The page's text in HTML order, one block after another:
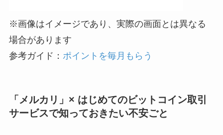
※画像はイメージであり、実際の画面とは異なる
場合があります
参考ガイド： ポイントを毎月もらう
「メルカリ」× はじめてのビットコイン取引
サービスで知っておきたい不安ごと